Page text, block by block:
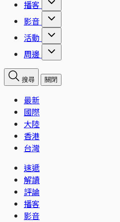
播客
影音
活動
周邊
搜尋 關閉
最新
國際
大陸
香港
台灣
速遞
解讀
評論
播客
影音